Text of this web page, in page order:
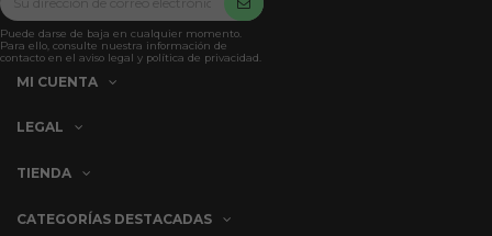
Puede darse de baja en cualquier momento.
Para ello, consulte nuestra información de
contacto en el aviso legal y política de privacidad.
MI CUENTA
LEGAL
TIENDA
CATEGORÍAS DESTACADAS